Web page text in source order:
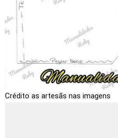
Crédito as artesãs nas imagens